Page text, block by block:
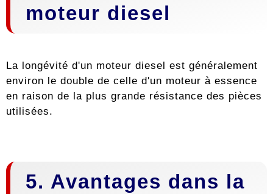
moteur diesel
La longévité d'un moteur diesel est généralement
environ le double de celle d'un moteur à essence
en raison de la plus grande résistance des pièces
utilisées.
5. Avantages dans la